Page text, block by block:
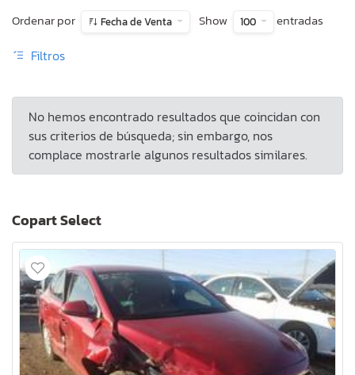
Ordenar por
Fecha de Venta Show 100 entradas
Filtros
No hemos encontrado resultados que coincidan con
sus criterios de búsqueda; sin embargo, nos
complace mostrarle algunos resultados similares.
Copart Select